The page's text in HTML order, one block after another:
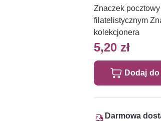
Znaczek
filatelistycznym
kolekcjonera
5,20 zł
Dodaj
Darmowa